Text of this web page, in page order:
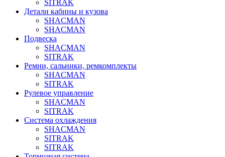
SITRAK
Детали кабины и кузова
SHACMAN
SHACMAN
Подвеска
SHACMAN
SITRAK
Ремни, сальники, ремкомплекты
SHACMAN
SITRAK
Рулевое управление
SHACMAN
SITRAK
Система охлаждения
SHACMAN
SITRAK
SITRAK